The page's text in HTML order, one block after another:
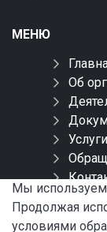
МЕНЮ
Об
Услуги
Карта
Мы
Продолжая
условиями